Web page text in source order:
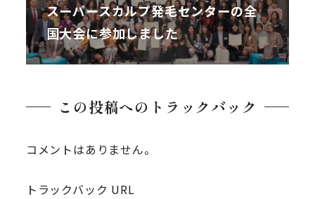
スーパースカルプ発毛センターの全
国大会に参加しました
この投稿へのトラックバック
コメントはありません。
トラックバック URL